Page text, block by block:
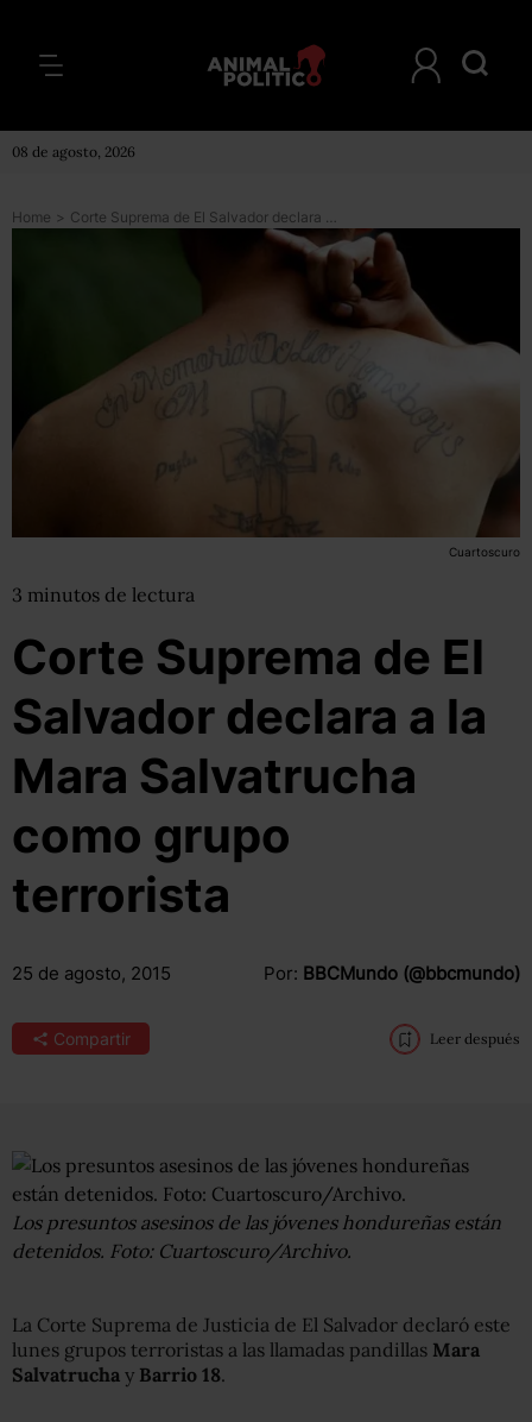
08 de agosto, 2026
Home > Corte Suprema de El Salvador declara a la Mara Salvatrucha como grupo terrorista
Cuartoscuro
3 minutos de lectura
Corte Suprema de El
Salvador declara a la
Mara Salvatrucha
como grupo
terrorista
25 de agosto, 2015 Por: BBCMundo (@bbcmundo)
Compartir Leer después
Los presuntos asesinos de las jóvenes hondureñas están
detenidos. Foto: Cuartoscuro/Archivo.
La Corte Suprema de Justicia de El Salvador declaró este
lunes grupos terroristas a las llamadas pandillas Mara
Salvatrucha y Barrio 18.